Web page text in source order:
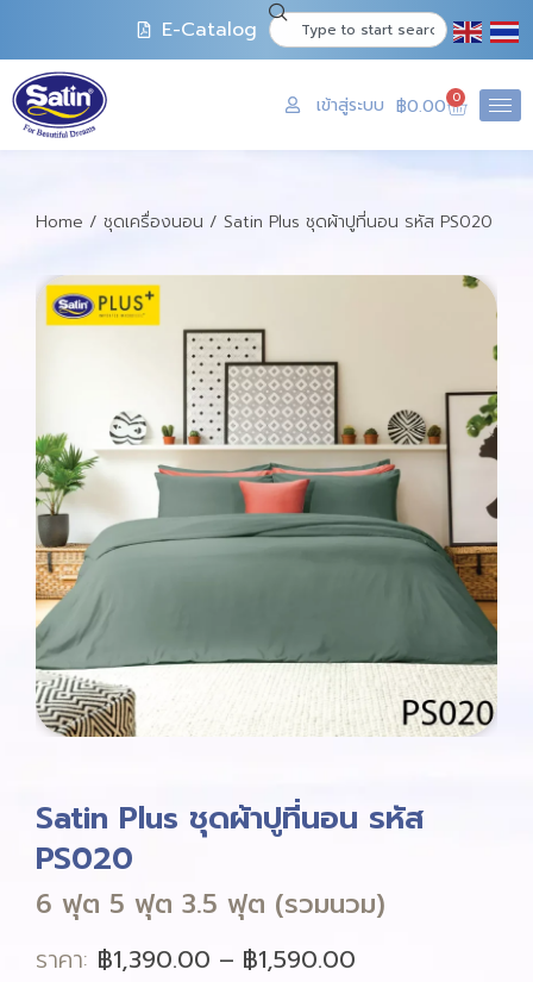
E-Catalog
เข้าสู่ระบบ ฿0.00 0
Home / ชุดเครื่องนอน / Satin Plus ชุดผ้าปูที่นอน รหัส PS020
Satin Plus ชุดผ้าปูที่นอน รหัส
PS020
6 ฟุต 5 ฟุต 3.5 ฟุต (รวมนวม)
ราคา: ฿1,390.00 – ฿1,590.00